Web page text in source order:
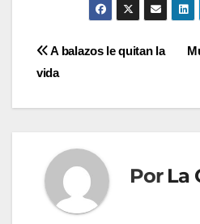
Navegación
A balazos le quitan la
vida
Por La